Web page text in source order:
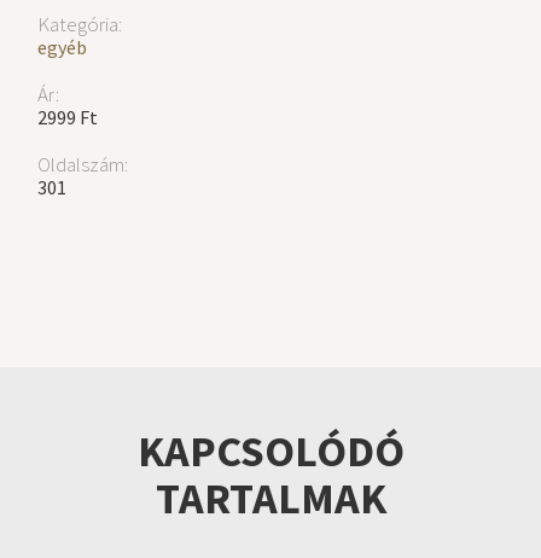
Kategória:
egyéb
Ár:
2999 Ft
Oldalszám:
301
KAPCSOLÓDÓ
TARTALMAK